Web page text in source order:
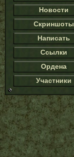
Новости
Скриншоты
Написать
Ссылки
Ордена
Участники